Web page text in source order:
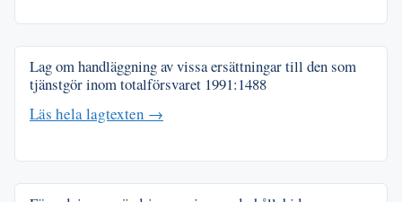
Lag om handläggning av vissa ersättningar till den som
tjänstgör inom totalförsvaret 1991:1488
Läs hela lagtexten →